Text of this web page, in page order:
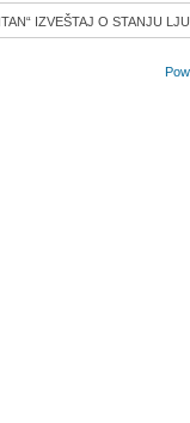
IZVEŠTAJ O STANJU